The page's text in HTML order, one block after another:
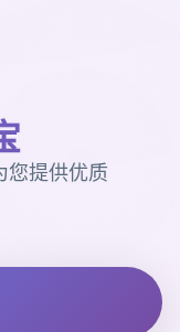
您提供优质